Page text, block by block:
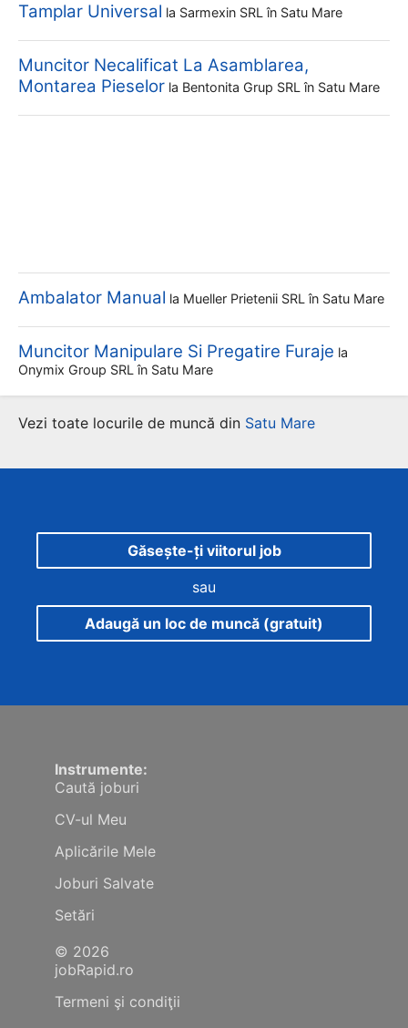
Tamplar Universal la Sarmexin SRL în Satu Mare
Muncitor Necalificat La Asamblarea,
Montarea Pieselor la Bentonita Grup SRL în Satu Mare
Ambalator Manual la Mueller Prietenii SRL în Satu Mare
Muncitor Manipulare Si Pregatire Furaje la
Onymix Group SRL în Satu Mare
Vezi toate locurile de muncă din Satu Mare
Găsește-ți viitorul job
sau
Adaugă un loc de muncă (gratuit)
Instrumente:
Caută joburi
CV-ul Meu
Aplicările Mele
Joburi Salvate
Setări
© 2026
jobRapid.ro
Termeni şi condiţii